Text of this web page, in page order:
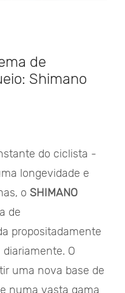
de
Shimano
do ciclista -
longevidade e
o SHIMANO
de
propositadamente
O
uma nova base de
numa vasta gama